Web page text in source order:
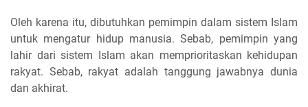
Oleh karena itu, dibutuhkan pemimpin dalam sistem Islam
untuk mengatur hidup manusia. Sebab, pemimpin yang
lahir dari sistem Islam akan memprioritaskan kehidupan
rakyat. Sebab, rakyat adalah tanggung jawabnya dunia
dan akhirat.